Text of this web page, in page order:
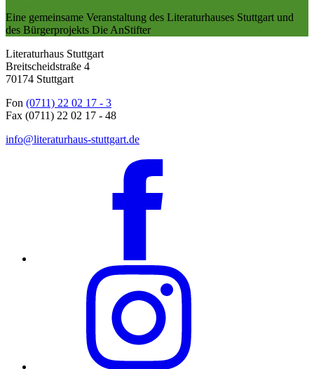
Eine gemeinsame Veranstaltung des Literaturhauses Stuttgart und
des Bürgerprojekts Die AnStifter
Literaturhaus Stuttgart
Breitscheidstraße 4
70174 Stuttgart
Fon (0711) 22 02 17 - 3
Fax (0711) 22 02 17 - 48
info@literaturhaus-stuttgart.de